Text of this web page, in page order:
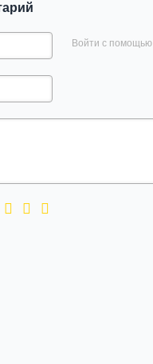
Войти с помощью